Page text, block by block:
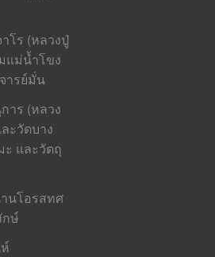
โร (หลวงปู่
แม่น้ำโขง
ารย์มั่น
าร (หลวง
ะวัดบาง
ะ และวัตถุ
นโอรสทศ
ษ์